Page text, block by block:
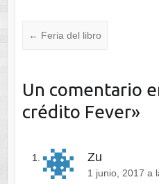
← Feria del libro
Un comentario
crédito Fever»
Zu
1 junio, 2017 a